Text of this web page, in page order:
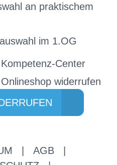
an praktischem
im 1.OG
Center
widerrufen
AGB